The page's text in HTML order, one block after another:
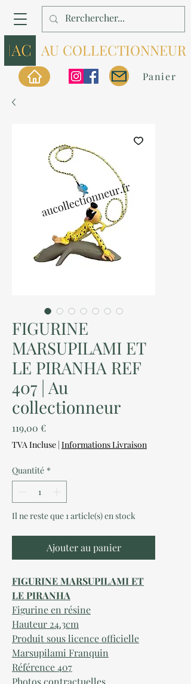
AU COLLECTIONNEUR
Panier
FIGURINE
MARSUPILAMI ET
LE PIRANHA REF
407 | Au
collectionneur
119,00 €Prix
TVA Incluse | Informations Livraison
Quantité *
Il ne reste que 1 article(s) en stock
Ajouter au panier
FIGURINE MARSUPILAMI ET
LE PIRANHA
Figurine en résine
Hauteur 24.3cm
Produit sous licence officielle
Marsupilami Franquin
Référence 407
Photos contractuelles